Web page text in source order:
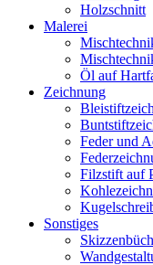
Holzschnitt
Malerei
Öl auf
Zeichnung
Feder und
Filzstift auf
Sonstiges